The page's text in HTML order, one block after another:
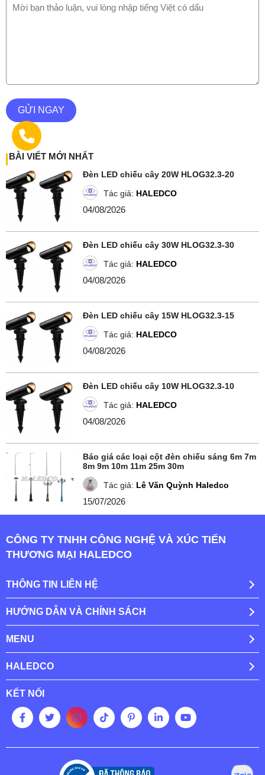
GỬI NGAY
BÀI VIẾT MỚI NHẤT
Đèn LED chiếu cây 20W HLOG32.3-20
Tác giả: HALEDCO
04/08/2026
Đèn LED chiếu cây 30W HLOG32.3-30
Tác giả: HALEDCO
04/08/2026
Đèn LED chiếu cây 15W HLOG32.3-15
Tác giả: HALEDCO
04/08/2026
Đèn LED chiếu cây 10W HLOG32.3-10
Tác giả: HALEDCO
04/08/2026
Báo giá các loại cột đèn chiếu sáng 6m 7m
8m 9m 10m 11m 25m 30m
Tác giả: Lê Văn Quỳnh Haledco
15/07/2026
CÔNG TY TNHH CÔNG NGHỆ VÀ XÚC TIẾN
THƯƠNG MẠI HALEDCO
THÔNG TIN LIÊN HỆ
HƯỚNG DẪN VÀ CHÍNH SÁCH
MENU
HALEDCO
KẾT NỐI